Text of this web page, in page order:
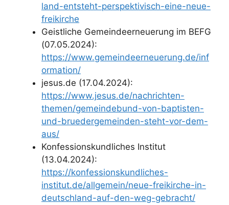
land-entsteht-perspektivisch-eine-neue-
freikirche
Geistliche Gemeindeerneuerung im BEFG
(07.05.2024):
https://www.gemeindeerneuerung.de/inf
ormation/
jesus.de (17.04.2024):
https://www.jesus.de/nachrichten-
themen/gemeindebund-von-baptisten-
und-bruedergemeinden-steht-vor-dem-
aus/
Konfessionskundliches Institut
(13.04.2024):
https://konfessionskundliches-
institut.de/allgemein/neue-freikirche-in-
deutschland-auf-den-weg-gebracht/